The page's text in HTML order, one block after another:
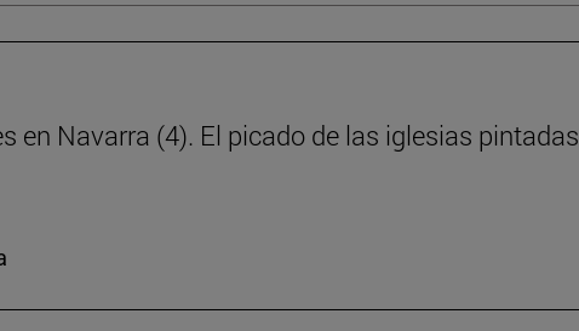
en Navarra (4). El picado de las iglesias pintadas